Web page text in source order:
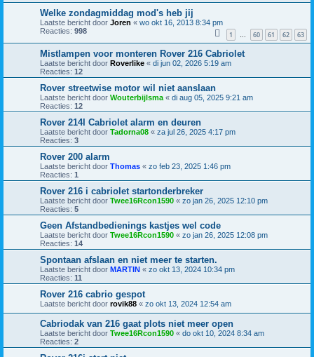
Welke zondagmiddag mod's heb jij
Laatste bericht door Joren « wo okt 16, 2013 8:34 pm
Reacties: 998 1 … 60 61 62 63
Mistlampen voor monteren Rover 216 Cabriolet
Laatste bericht door Roverlike « di jun 02, 2026 5:19 am
Reacties: 12
Rover streetwise motor wil niet aanslaan
Laatste bericht door Wouterbijlsma « di aug 05, 2025 9:21 am
Reacties: 12
Rover 214I Cabriolet alarm en deuren
Laatste bericht door Tadorna08 « za jul 26, 2025 4:17 pm
Reacties: 3
Rover 200 alarm
Laatste bericht door Thomas « zo feb 23, 2025 1:46 pm
Reacties: 1
Rover 216 i cabriolet startonderbreker
Laatste bericht door Twee16Rcon1590 « zo jan 26, 2025 12:10 pm
Reacties: 5
Geen Afstandbedienings kastjes wel code
Laatste bericht door Twee16Rcon1590 « zo jan 26, 2025 12:08 pm
Reacties: 14
Spontaan afslaan en niet meer te starten.
Laatste bericht door MARTIN « zo okt 13, 2024 10:34 pm
Reacties: 11
Rover 216 cabrio gespot
Laatste bericht door rovik88 « zo okt 13, 2024 12:54 am
Cabriodak van 216 gaat plots niet meer open
Laatste bericht door Twee16Rcon1590 « do okt 10, 2024 8:34 am
Reacties: 2